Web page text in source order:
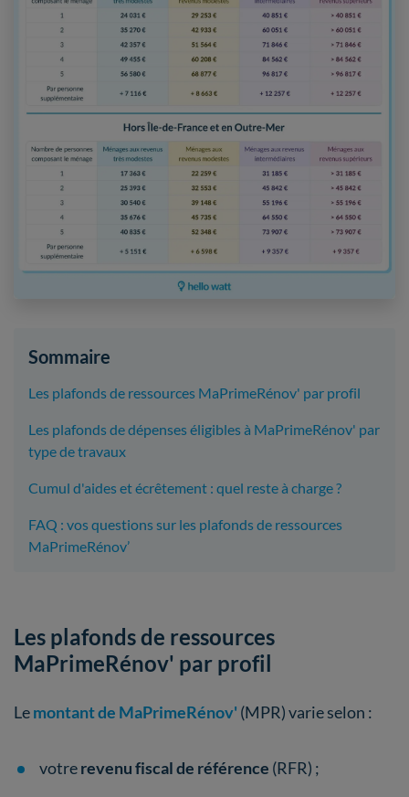
Sommaire
Les plafonds de ressources MaPrimeRénov' par profil
Les plafonds de dépenses éligibles à MaPrimeRénov' par
type de travaux
Cumul d'aides et écrêtement : quel reste à charge ?
FAQ : vos questions sur les plafonds de ressources
MaPrimeRénov’
Les plafonds de ressources
MaPrimeRénov' par profil
Lemontant de MaPrimeRénov' (MPR) varie selon :
votrerevenu fiscal de référence (RFR) ;